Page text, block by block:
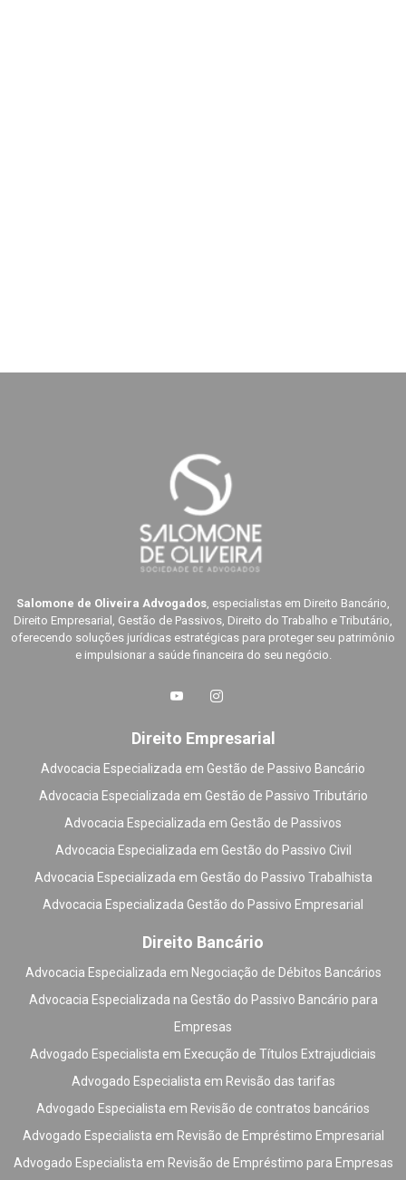
Salomone de Oliveira Advogados , especialistas em Direito Bancário,
Direito Empresarial, Gestão de Passivos, Direito do Trabalho e Tributário,
oferecendo soluções jurídicas estratégicas para proteger seu patrimônio
e impulsionar a saúde financeira do seu negócio.
Direito Empresarial
Advocacia Especializada em Gestão de Passivo Bancário
Advocacia Especializada em Gestão de Passivo Tributário
Advocacia Especializada em Gestão de Passivos
Advocacia Especializada em Gestão do Passivo Civil
Advocacia Especializada em Gestão do Passivo Trabalhista
Advocacia Especializada Gestão do Passivo Empresarial
Direito Bancário
Advocacia Especializada em Negociação de Débitos Bancários
Advocacia Especializada na Gestão do Passivo Bancário para
Empresas
Advogado Especialista em Execução de Títulos Extrajudiciais
Advogado Especialista em Revisão das tarifas
Advogado Especialista em Revisão de contratos bancários
Advogado Especialista em Revisão de Empréstimo Empresarial
Advogado Especialista em Revisão de Empréstimo para Empresas